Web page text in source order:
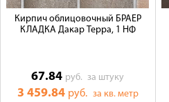
Кирпич облицовочный БРАЕР
КЛАДКА Дакар Терра, 1 НФ
67.84 руб.за штуку
3 459.84 руб. за кв. метр